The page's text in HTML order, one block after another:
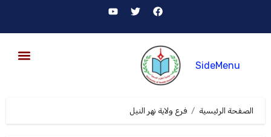
SideMenu
الصفحة الرئيسية فرع ولاية نهر النيل